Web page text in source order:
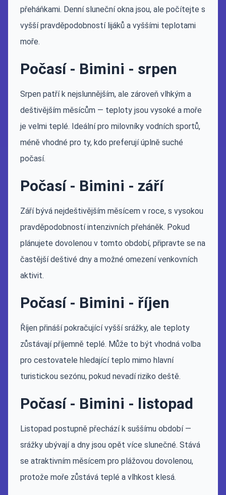
přeháňkami. Denní sluneční okna jsou, ale počítejte s
vyšší pravděpodobností lijáků a vyššími teplotami
moře.
Počasí - Bimini - srpen
Srpen patří k nejslunnějším, ale zároveň vlhkým a
deštivějším měsícům — teploty jsou vysoké a moře
je velmi teplé. Ideální pro milovníky vodních sportů,
méně vhodné pro ty, kdo preferují úplně suché
počasí.
Počasí - Bimini - září
Září bývá nejdeštivějším měsícem v roce, s vysokou
pravděpodobností intenzivních přeháněk. Pokud
plánujete dovolenou v tomto období, připravte se na
častější deštivé dny a možné omezení venkovních
aktivit.
Počasí - Bimini - říjen
Říjen přináší pokračující vyšší srážky, ale teploty
zůstávají příjemně teplé. Může to být vhodná volba
pro cestovatele hledající teplo mimo hlavní
turistickou sezónu, pokud nevadí riziko deště.
Počasí - Bimini - listopad
Listopad postupně přechází k suššímu období —
srážky ubývají a dny jsou opět více slunečné. Stává
se atraktivním měsícem pro plážovou dovolenou,
protože moře zůstává teplé a vlhkost klesá.